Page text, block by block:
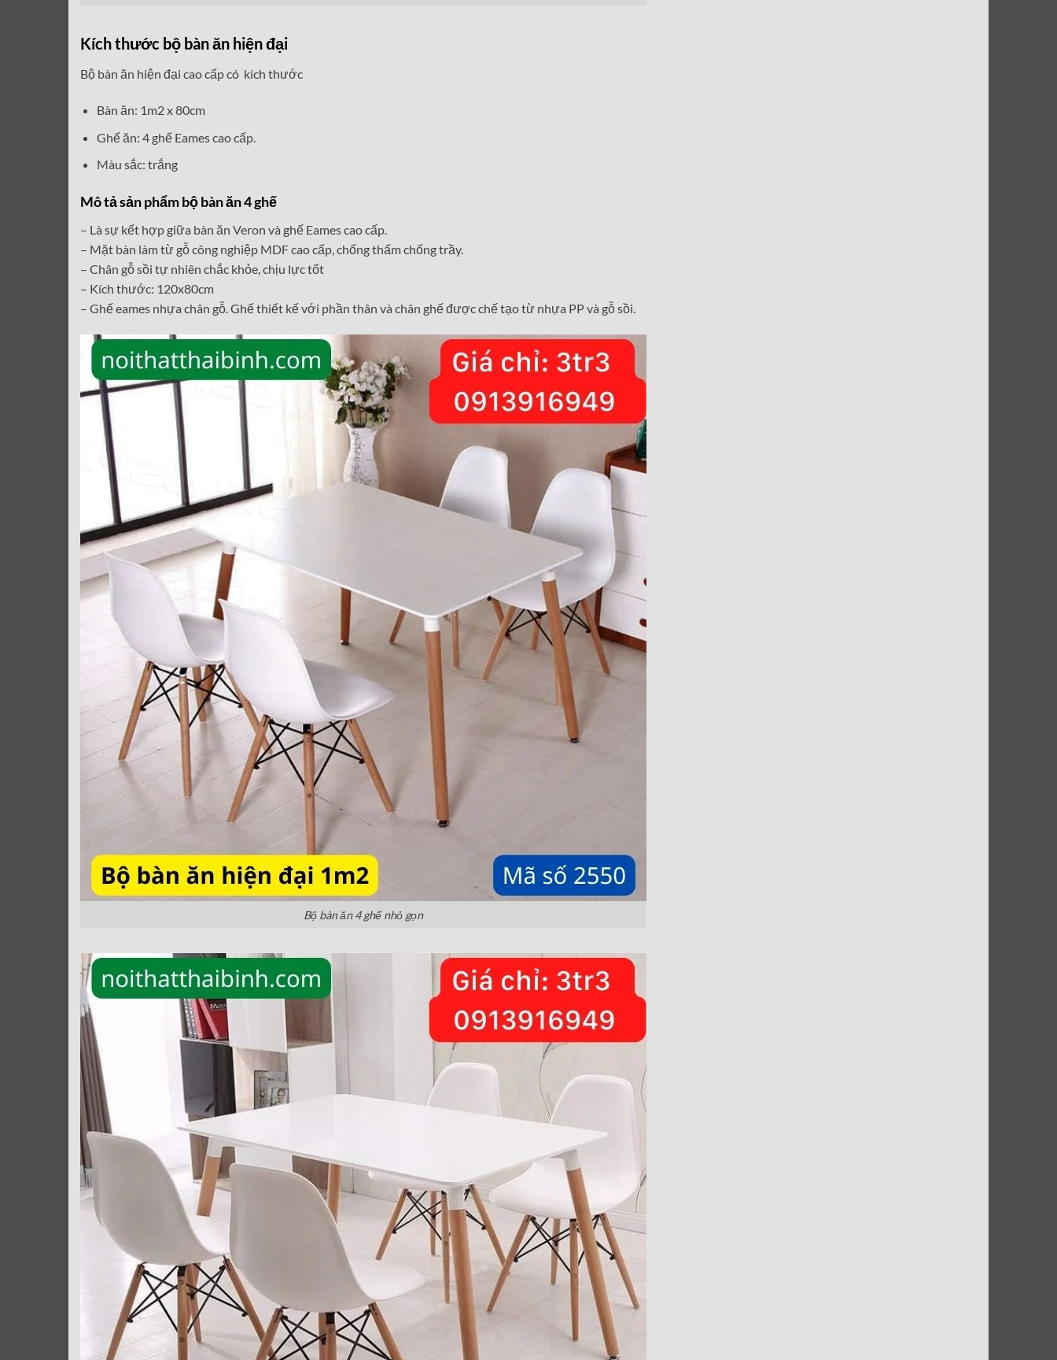
Kích thước bộ bàn ăn hiện đại
Bộ bàn ăn hiện đại cao cấp có kích thước
Bàn ăn: 1m2 x 80cm
Ghế ăn: 4 ghế Eames cao cấp.
Màu sắc: trắng
Mô tả sản phẩm bộ bàn ăn 4 ghế
– Là sự kết hợp giữa bàn ăn Veron và ghế Eames cao cấp.
– Mặt bàn làm từ gỗ công nghiệp MDF cao cấp, chống thấm chống trầy.
– Chân gỗ sồi tự nhiên chắc khỏe, chịu lực tốt
– Kích thước: 120x80cm
– Ghế eames nhựa chân gỗ. Ghế thiết kế với phần thân và chân ghế được chế tạo từ nhựa PP và gỗ sồi.
Bộ bàn ăn 4 ghế nhỏ gọn